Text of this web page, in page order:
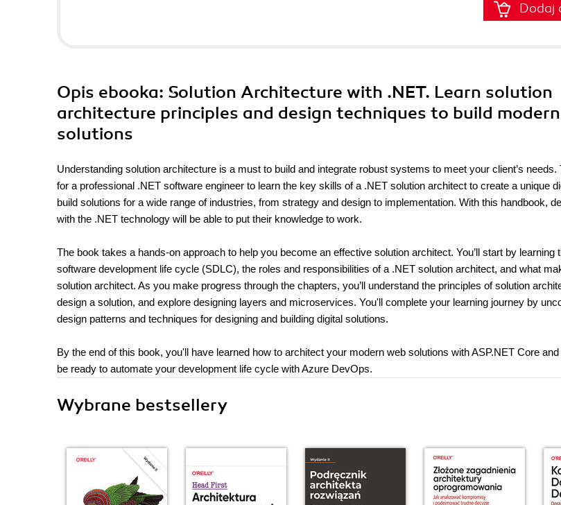
Dodaj
Opis ebooka: Solution Architecture with .NET. Learn solution
architecture principles and design techniques to build
solutions
Understanding solution architecture is a must to build and integrate robust systems to meet your client’s
for a professional .NET software engineer to learn the key skills of a .NET solution architect to create a unique
build solutions for a wide range of industries, from strategy and design to implementation. With this handbook,
with the .NET technology will be able to put their knowledge to work.
The book takes a hands-on approach to help you become an effective solution architect. You’ll start by learning
software development life cycle (SDLC), the roles and responsibilities of a .NET solution architect, and what
solution architect. As you make progress through the chapters, you’ll understand the principles of solution
design a solution, and explore designing layers and microservices. You'll complete your learning journey by
design patterns and techniques for designing and building digital solutions.
By the end of this book, you'll have learned how to architect your modern web solutions with ASP.NET Core
be ready to automate your development life cycle with Azure DevOps.
Wybrane bestsellery